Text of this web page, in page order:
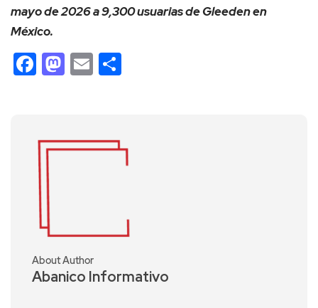
mayo de 2026 a 9,300 usuarias de Gleeden en
México.
Facebook
Mastodon
Email
About Author
Abanico Informativo